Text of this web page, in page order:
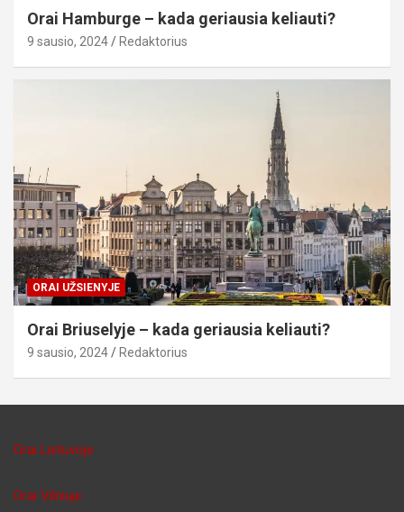
Orai Hamburge – kada geriausia keliauti?
9 sausio, 2024 Redaktorius
ORAI UŽSIENYJE
Orai Briuselyje – kada geriausia keliauti?
9 sausio, 2024 Redaktorius
Orai Lietuvoje
Orai Vilniuje